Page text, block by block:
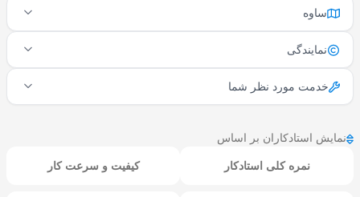
ساوه
نمایندگی
خدمت مورد نظر شما
نمایش استادکاران بر اساس
نمره کلی استادکار کیفیت و سرعت کار